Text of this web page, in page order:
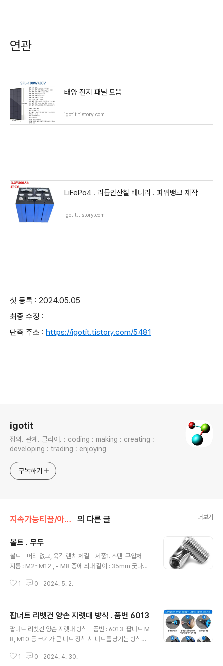
연관
태양 전지 패널 모음
igotit.tistory.com
LiFePo4 . 리튬인산철 배터리 . 파워뱅크 제작
igotit.tistory.com
첫 등록 : 2024.05.05
최종 수정 :
단축 주소 : https://igotit.tistory.com/5481
igotit
정의. 관계. 클리어. : coding : making : creating :
developing : trading : enjoying
구독하기
지속가능티끌/아이템 의 다른 글 더보기
볼트 . 무두
볼트 - 머리 없고, 육각 렌치 체결 제품1. 스텐 구입처 -
지름 : M2~M12 , - M8 중에 최대 길이 : 35mm 굿나잇
m12 낱개 소량 개당 판매COUPANGwww.coupang.c
고장력 열처리 철 착색 m2 m2.5 m3 m4 m5 m6 m8
m10 m12 개당 소량 낱개COUPANGwww.coupang.c
om 첫 등록 : 2024.05.02최종 수정 : 단축 주소 : http
1 0 2024. 5. 2.
팝너트 리벳건 양손 지렛대 방식 . 품번 6013
팝너트 리벳건 양손 지렛대 방식 - 품번 : 6013 팝너트 M
8, M10 등 크기가 큰 너트 장착 시 너트를 당기는 방식이
식의 툴 (예 : https://igotit.tistory.com/4573 )은 너
1 0 2024. 4. 30.